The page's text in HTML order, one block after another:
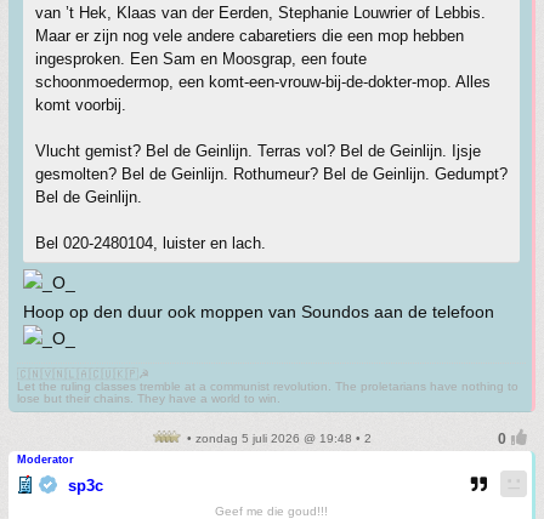
van ’t Hek, Klaas van der Eerden, Stephanie Louwrier of Lebbis.
Maar er zijn nog vele andere cabaretiers die een mop hebben
ingesproken. Een Sam en Moosgrap, een foute
schoonmoedermop, een komt-een-vrouw-bij-de-dokter-mop. Alles
komt voorbij.
Vlucht gemist? Bel de Geinlijn. Terras vol? Bel de Geinlijn. Ijsje
gesmolten? Bel de Geinlijn. Rothumeur? Bel de Geinlijn. Gedumpt?
Bel de Geinlijn.
Bel 020-2480104, luister en lach.
Hoop op den duur ook moppen van Soundos aan de telefoon
🇨🇳🇻🇳🇱🇦🇨🇺🇰🇵☭
Let the ruling classes tremble at a communist revolution. The proletarians have nothing to
lose but their chains. They have a world to win.
• zondag 5 juli 2026 @ 19:48 • 2
Moderator
sp3c
Geef me die goud!!!